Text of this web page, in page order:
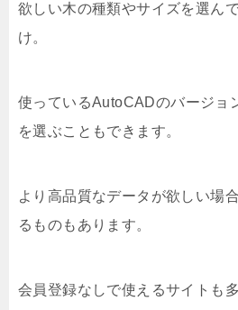
欲しい木の種類やサイズを選ん
け。
使っているAutoCADのバージョ
を選ぶこともできます。
より高品質なデータが欲しい場
るものもあります。
会員登録なしで使えるサイトも